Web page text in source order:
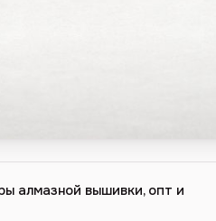
алмазной вышивки, опт и